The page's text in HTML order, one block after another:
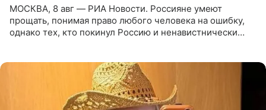
МОСКВА, 8 авг — РИА Новости. Россияне умеют
прощать, понимая право любого человека на ошибку,
однако тех, кто покинул Россию и ненавистнически